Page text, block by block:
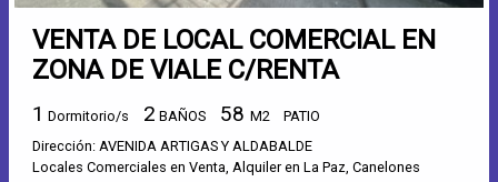
VENTA DE LOCAL COMERCIAL EN
ZONA DE VIALE C/RENTA
1 Dormitorio/s 2 BAÑOS 58 M2
PATIO
Dirección: AVENIDA ARTIGAS Y ALDABALDE
Locales Comerciales en Venta, Alquiler en La Paz, Canelones